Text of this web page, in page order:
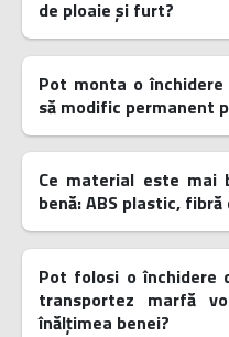
de ploaie și furt?
Pot monta o
să modific permanent
Ce material este mai
benă: ABS plastic,
Pot folosi o închidere
transportez marfă
înălțimea benei?